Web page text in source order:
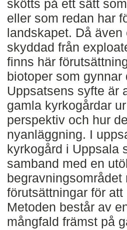
skötts på ett sätt
eller som redan har
landskapet. Då
skyddad från
finns här
biotoper som
Uppsatsens syfte är
gamla kyrkogårdar
perspektiv och hur
nyanläggning. I
kyrkogård i Uppsala
samband med en
förutsättningar för
Metoden består av
mångfald främst på